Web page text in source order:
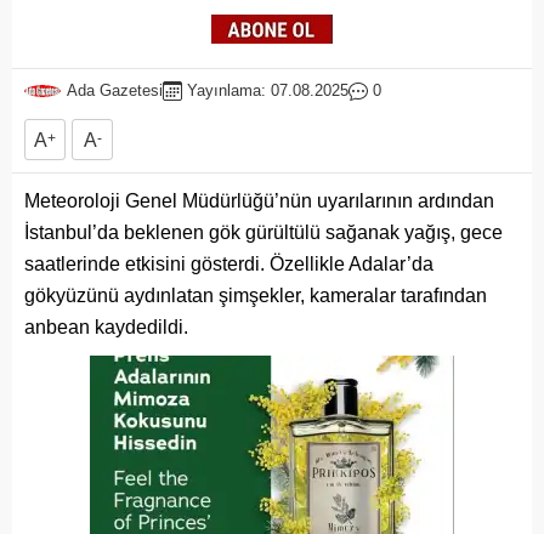
Ada Gazetesi Yayınlama: 07.08.2025 0
A+ A-
Meteoroloji Genel Müdürlüğü’nün uyarılarının ardından
İstanbul’da beklenen gök gürültülü sağanak yağış, gece
saatlerinde etkisini gösterdi. Özellikle Adalar’da
gökyüzünü aydınlatan şimşekler, kameralar tarafından
anbean kaydedildi.